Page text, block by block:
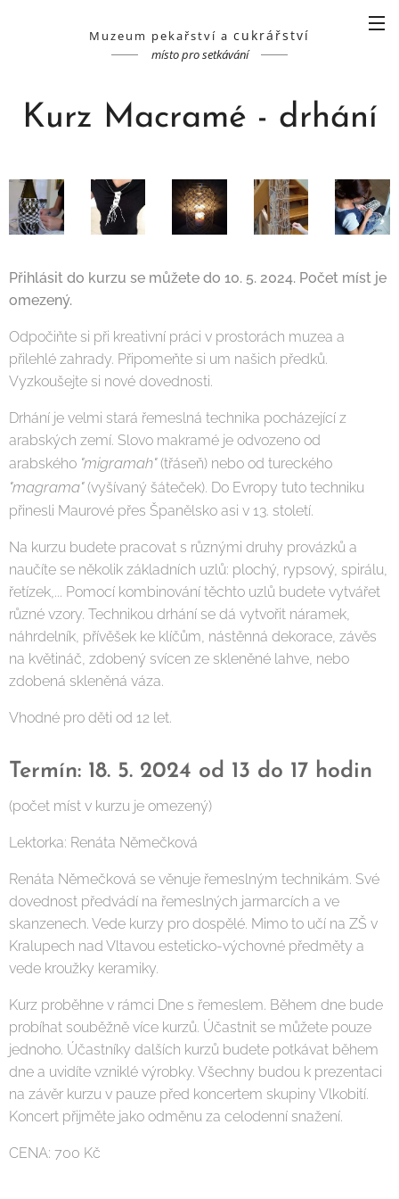
Muzeum pekařství a cukrářství
místo pro setkávání
Kurz Macramé - drhání
Přihlásit do kurzu se můžete do 10. 5. 2024. Počet míst je
omezený.
Odpočiňte si při kreativní práci v prostorách muzea a
přilehlé zahrady. Připomeňte si um našich předků.
Vyzkoušejte si nové dovednosti.
Drhání je velmi stará řemeslná technika pocházející z
arabských zemí. Slovo makramé je odvozeno od
arabského "migramah"(třáseň) nebo od tureckého
"magrama"(vyšívaný šáteček). Do Evropy tuto techniku
přinesli Maurové přes Španělsko asi v 13. století.
Na kurzu budete pracovat s různými druhy provázků a
naučíte se několik základních uzlů: plochý, rypsový, spirálu,
řetízek,... Pomocí kombinování těchto uzlů budete vytvářet
různé vzory. Technikou drhání se dá vytvořit náramek,
náhrdelník, přívěšek ke klíčům, nástěnná dekorace, závěs
na květináč, zdobený svícen ze skleněné lahve, nebo
zdobená skleněná váza.
Vhodné pro děti od 12 let.
Termín: 18. 5. 2024 od 13 do 17 hodin
(počet míst v kurzu je omezený)
Lektorka: Renáta Němečková
Renáta Němečková se věnuje řemeslným technikám. Své
dovednost předvádí na řemeslných jarmarcích a ve
skanzenech. Vede kurzy pro dospělé. Mimo to učí na ZŠ v
Kralupech nad Vltavou esteticko-výchovné předměty a
vede kroužky keramiky.
Kurz proběhne v rámci Dne s řemeslem. Během dne bude
probíhat souběžně více kurzů. Účastnit se můžete pouze
jednoho. Účastníky dalších kurzů budete potkávat během
dne a uvidíte vzniklé výrobky. Všechny budou k prezentaci
na závěr kurzu v pauze před koncertem skupiny Vlkobití.
Koncert přijměte jako odměnu za celodenní snažení.
CENA: 700 Kč